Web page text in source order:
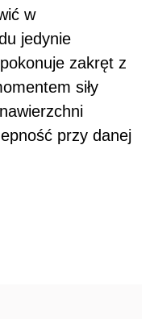
w
jedynie
zakręt z
siły
przy danej